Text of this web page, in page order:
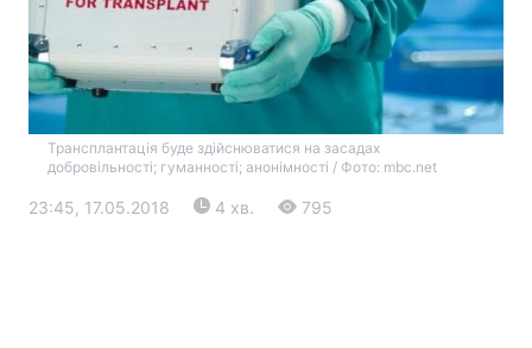
Трансплантація буде здійснюватися на засадах
добровільності; гуманності; анонімності / Фото: mbc.net
23:45, 17.05.2018 4 хв. 795